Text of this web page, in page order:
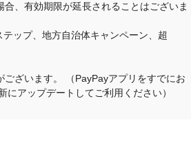
、有効期限が延長されることはございま
ップ、地方自治体キャンペーン、超
ざいます。 （PayPayアプリをすでにお
アップデートしてご利用ください）